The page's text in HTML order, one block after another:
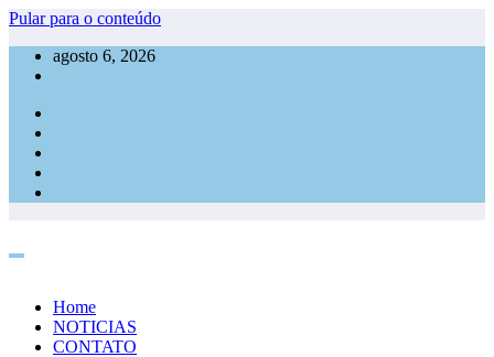
Pular para o conteúdo
agosto 6, 2026
Home
NOTICIAS
CONTATO